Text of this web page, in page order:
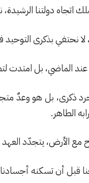
اتجاه دولتنا
لا نحتفي بذكرى
الماضي، بل امتدت
ذكرى، بل هو وعدٌ
الطاهر.
مع الأرض، يتجدّد العهد
قبل أن تسكنه